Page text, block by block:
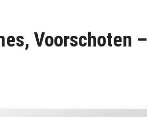
Voorschoten